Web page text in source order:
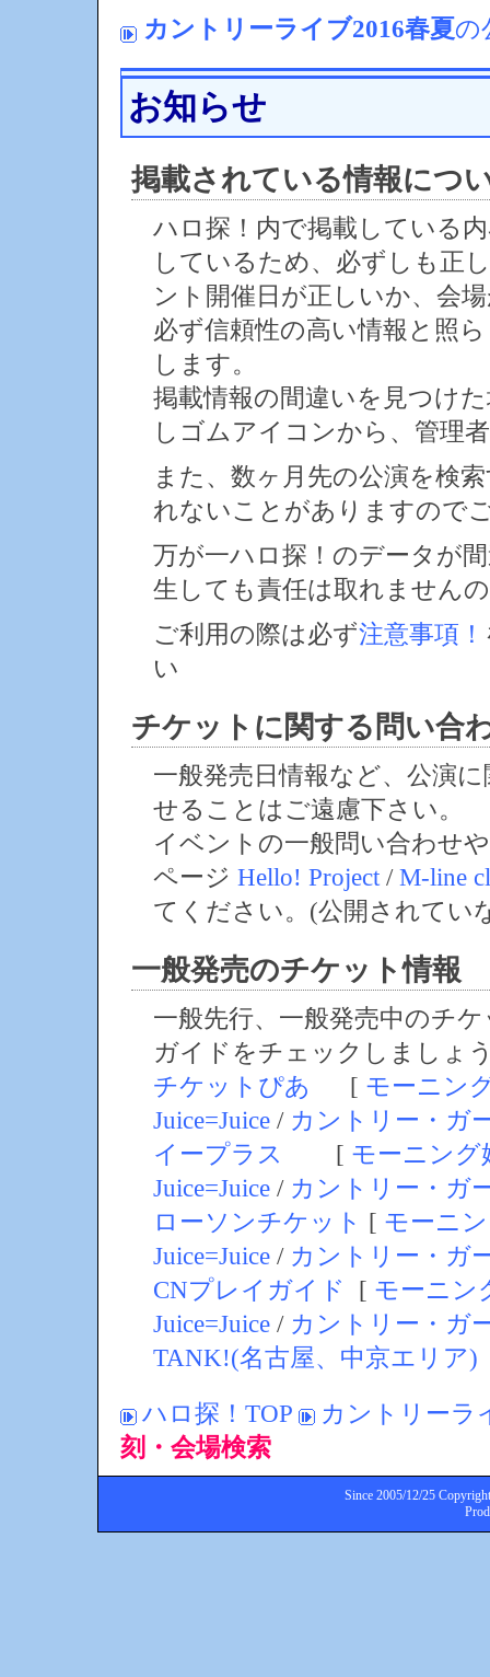
カントリーライブ2016春夏の
お知らせ
掲載されている情報につ
ハロ探！内で掲載している
しているため、必ずしも正
ント開催日が正しいか、会
必ず信頼性の高い情報と照
します。
掲載情報の間違いを見つけ
しゴムアイコンから、管理
また、数ヶ月先の公演を検
れないことがありますので
万が一ハロ探！のデータが
生しても責任は取れません
ご利用の際は必ず注意事項！
い
チケットに関する問い合
一般発売日情報など、公演
せることはご遠慮下さい。
イベントの一般問い合わせ
ページ Hello! Project /M-line
てください。(公開されてい
一般発売のチケット情報
一般先行、一般発売中のチ
ガイドをチェックしましょ
チケットぴあ
[ モーニン
Juice=Juice / カントリー・ガ
イープラス
[ モーニング
Juice=Juice / カントリー・ガ
ローソンチケット [ モーニ
Juice=Juice / カントリー・ガ
CNプレイガイド
[ モーニン
Juice=Juice / カントリー・ガ
TANK!(名古屋、中京エリア)
ハロ探！TOP
カントリーラ
刻・会場検索
Since 2005/12/25